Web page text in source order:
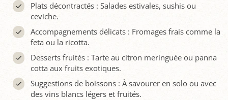
Plats décontractés : Salades estivales, sushis ou
ceviche.
Accompagnements délicats : Fromages frais comme la
feta ou la ricotta.
Desserts fruités : Tarte au citron meringuée ou panna
cotta aux fruits exotiques.
Suggestions de boissons : À savourer en solo ou avec
des vins blancs légers et fruités.